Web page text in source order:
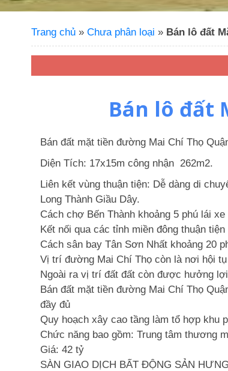
Trang chủ » Chưa phân loại » Bán lô đất
Bán lô đất
Bán đất mặt tiền đường Mai Chí Thọ
Diện Tích: 17x15m công nhận 262m2.
Liên kết vùng thuận tiện: Dễ dàng di
Long Thành Giầu Dây.
Cách chợ Bến Thành khoảng 5 phú lái xe
Kết nối qua các tỉnh miền đông thuận tiện
Cách sân bay Tân Sơn Nhất khoảng 20
Vị trí đường Mai Chí Thọ còn là nơi hội
Ngoài ra vị trí đất đất còn được hưởng
Bán đất mặt tiền đường Mai Chí Thọ
đầy đủ
Quy hoạch xây cao tầng làm tổ hợp khu
Chức năng bao gồm: Trung tâm thương
Giá: 42 tỷ
SÀN GIAO DỊCH BẤT ĐỘNG SẢN